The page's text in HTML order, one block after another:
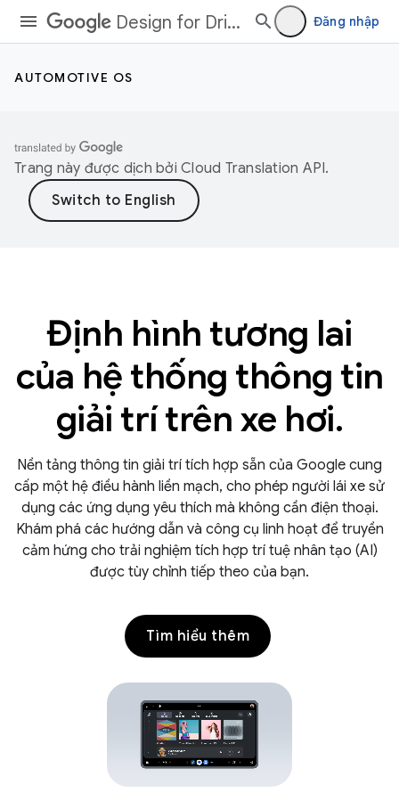
Design for Driving Đăng nhập
AUTOMOTIVE OS
Trang này được dịch bởi Cloud Translation API.
Định hình tương lai
của hệ thống thông tin
giải trí trên xe hơi.
Nền tảng thông tin giải trí tích hợp sẵn của Google cung
cấp một hệ điều hành liền mạch, cho phép người lái xe sử
dụng các ứng dụng yêu thích mà không cần điện thoại.
Khám phá các hướng dẫn và công cụ linh hoạt để truyền
cảm hứng cho trải nghiệm tích hợp trí tuệ nhân tạo (AI)
được tùy chỉnh tiếp theo của bạn.
Tìm hiểu thêm